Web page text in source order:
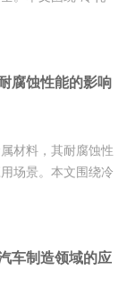
腐蚀性能的影响
材料，其耐腐蚀性
场景。本文围绕冷
车制造领域的应